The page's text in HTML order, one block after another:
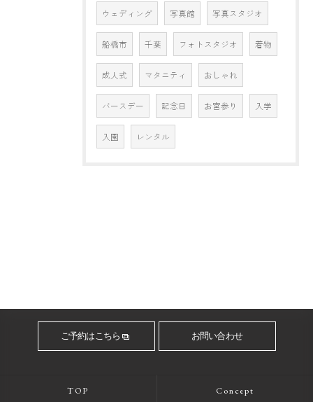
ウェディング 写真館 写真スタジオ
船橋市 千葉 フォトスタジオ 着物
成人式 マタニティ おしゃれ
バースデー 記念日 お宮参り 入学
入園 レンタル
ご予約はこちら お問い合わせ
TOP Concept